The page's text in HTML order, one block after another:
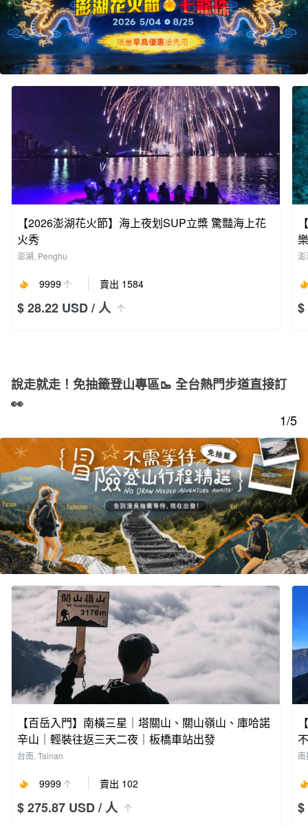
【2026澎湖花火節】海上夜划SUP立槳 驚豔海上花
火秀
澎湖, Penghu
9999 賣出 1584
$ 28.22 USD/ 人
澎
$
說走就走！免抽籤登山專區🥾 全台熱門步道直接訂
👀
1/5
【百岳入門】南橫三星｜塔關山、關山嶺山、庫哈諾
辛山｜輕裝往返三天二夜｜板橋車站出發
台南, Tainan
9999 賣出 102
$ 275.87 USD/ 人
南
$